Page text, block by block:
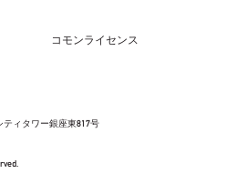
コモンライセンス
シティタワー銀座東817号